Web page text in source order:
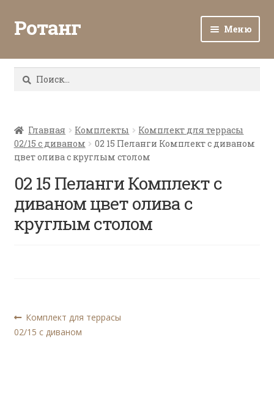
Ротанг Меню
Каталог
Все о ротанге
Ротанг оптом
Найти:
Главная Комплекты
Комплект для террасы
02/15 с диваном
02 15 Пеланги Комплект с диваном
цвет олива с круглым столом
02 15 Пеланги Комплект с
диваном цвет олива с
круглым столом
Навигация
по
Предыдущая
запись:
Комплект для террасы
02/15 с диваном